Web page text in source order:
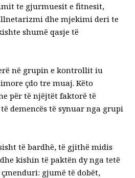
te gjurmuesit e fitnesit,
dhe mjekimi deri te
shumë qasje të
në grupin e kontrollit iu
çdo tre muaj. Këto
për të njëjtët faktorë të
demencës të synuar nga grupi
të bardhë, të gjithë midis
kishin të paktën dy nga tetë
gjumë të dobët,